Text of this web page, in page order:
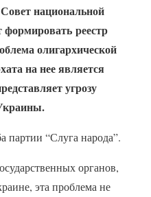
национальной
формировать реестр
олигархической
на нее является
угрозу
партии “Слуга народа”.
органов,
эта проблема не